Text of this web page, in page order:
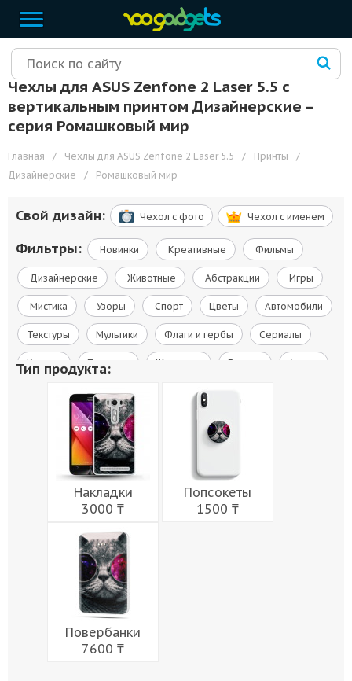
Чехлы для ASUS Zenfone 2 Laser 5.5 с
вертикальным принтом Дизайнерские –
cерия Ромашковый мир
Главная / Чехлы для ASUS Zenfone 2 Laser 5.5 / Принты
/
Дизайнерские
/ Ромашковый мир
Свой дизайн: Чехол c фото Чехол c именем
Фильтры: Новинки Креативные Фильмы
Дизайнерские Животные Абстракции Игры
Мистика Узоры Спорт Цветы Автомобили
Текстуры Мультики Флаги и гербы Сериалы
Космос Природа Живопись Города Армия
Музыка
Праздники
Тип продукта:
Накладки
3000 ₸
Попсокеты
1500 ₸
Повербанки
7600 ₸